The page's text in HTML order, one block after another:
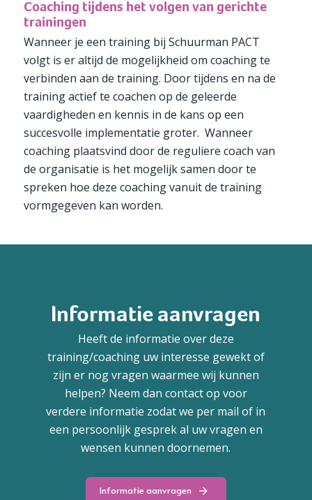
Coaching tijdens het volgen van gerichte
trainingen
Wanneer je een training bij Schuurman PACT
volgt is er altijd de mogelijkheid om coaching te
verbinden aan de training. Door tijdens en na de
training actief te coachen op de geleerde
vaardigheden en kennis in de kans op een
succesvolle implementatie groter. Wanneer
coaching plaatsvind door de reguliere coach van
de organisatie is het mogelijk samen door te
spreken hoe deze coaching vanuit de training
vormgegeven kan worden.
Informatie aanvragen
Heeft de informatie over deze
training/coaching uw interesse gewekt of
zijn er nog vragen waarmee wij kunnen
helpen? Neem dan contact op voor
verdere informatie zodat we per mail of in
een persoonlijk gesprek al uw vragen en
wensen kunnen doornemen.
Informatie aanvragen